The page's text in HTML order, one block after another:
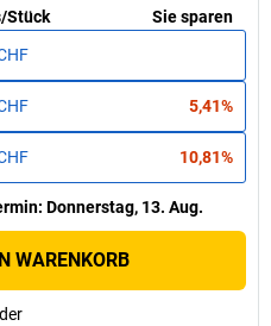
/Stück
Sie sparen
5,41%
10,81%
: Donnerstag, 13. Aug.
WARENKORB